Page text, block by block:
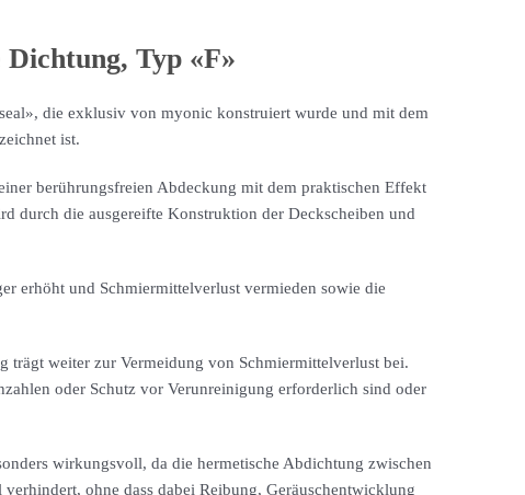
Typ «F»
die exklusiv von myonic konstruiert wurde und mit dem
ist.
berührungsfreien Abdeckung mit dem praktischen Effekt
durch die ausgereifte Konstruktion der Deckscheiben und
erhöht und Schmiermittelverlust vermieden sowie die
trägt weiter zur Vermeidung von Schmiermittelverlust bei.
oder Schutz vor Verunreinigung erforderlich sind oder
wirkungsvoll, da die hermetische Abdichtung zwischen
ohne dass dabei Reibung, Geräuschentwicklung